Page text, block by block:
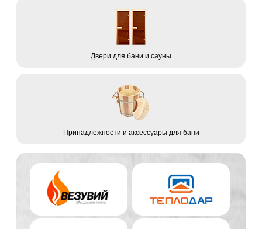
Двери для бани и сауны
Принадлежности и аксессуары для бани